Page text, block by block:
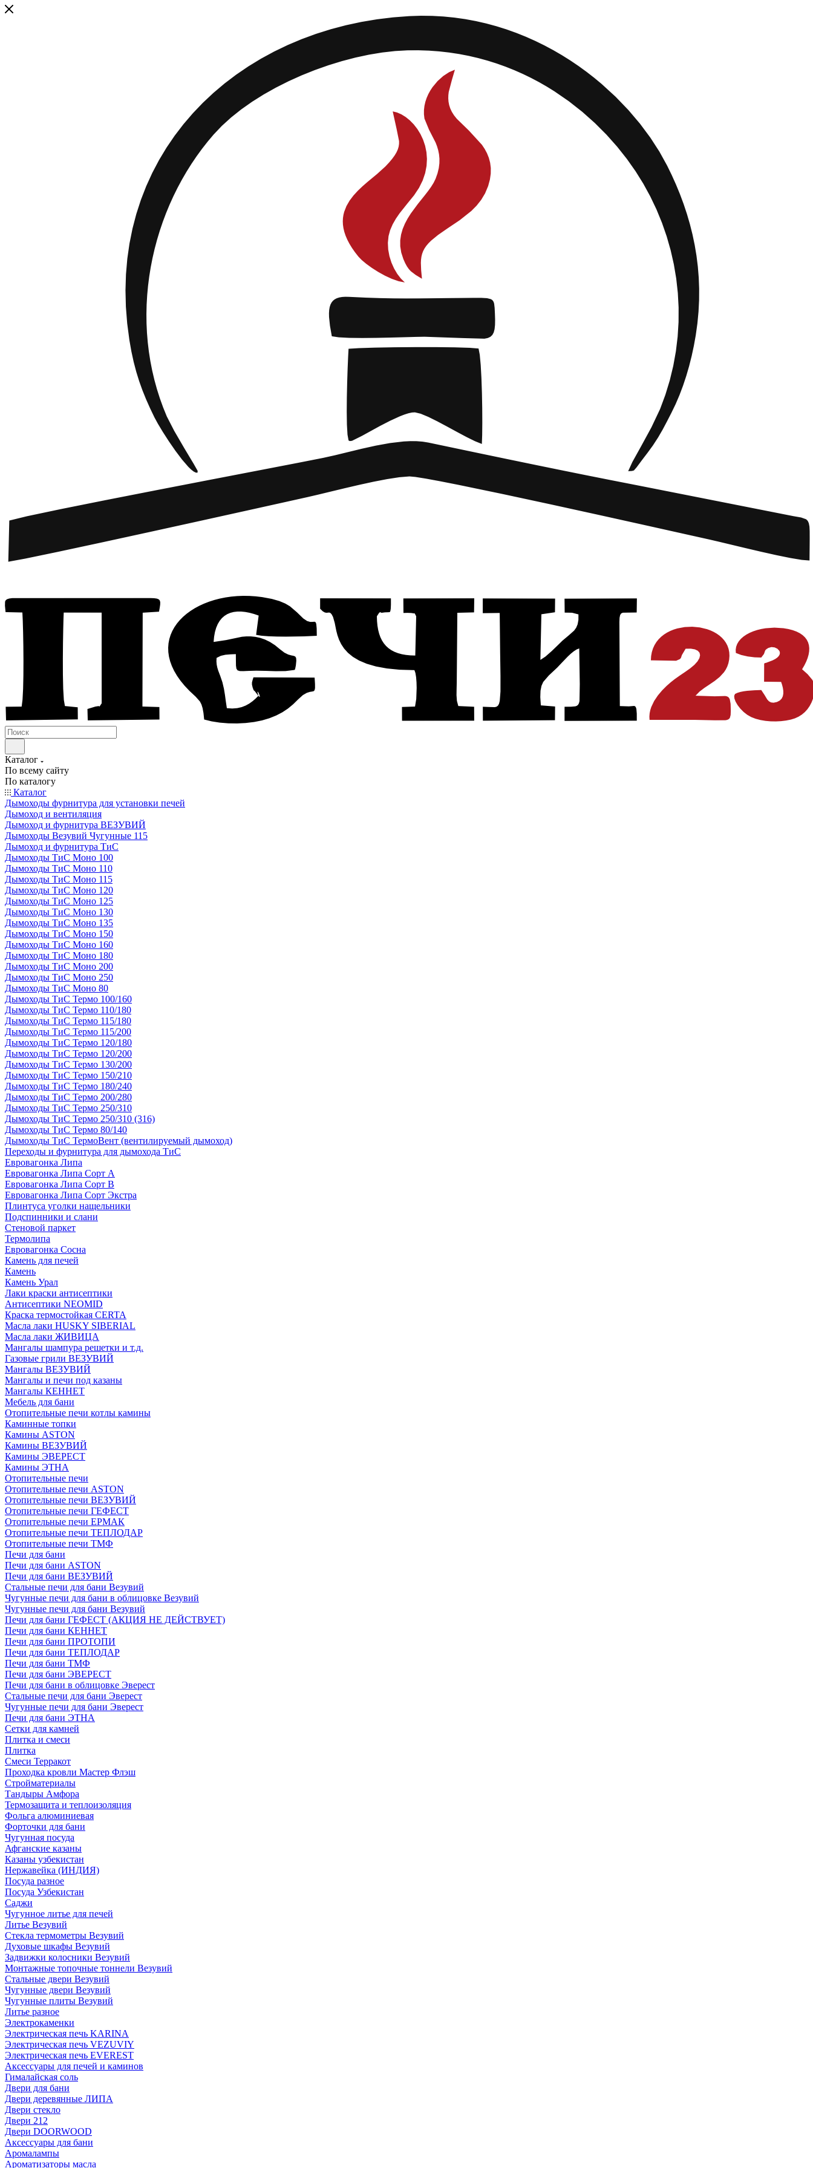
Каталог
По всему сайту
По каталогу
Каталог
Дымоходы фурнитура для установки печей
Дымоход и вентиляция
Дымоход и фурнитура ВЕЗУВИЙ
Дымоходы Везувий Чугунные 115
Дымоход и фурнитура ТиС
Дымоходы ТиС Моно 100
Дымоходы ТиС Моно 110
Дымоходы ТиС Моно 115
Дымоходы ТиС Моно 120
Дымоходы ТиС Моно 125
Дымоходы ТиС Моно 130
Дымоходы ТиС Моно 135
Дымоходы ТиС Моно 150
Дымоходы ТиС Моно 160
Дымоходы ТиС Моно 180
Дымоходы ТиС Моно 200
Дымоходы ТиС Моно 250
Дымоходы ТиС Моно 80
Дымоходы ТиС Термо 100/160
Дымоходы ТиС Термо 110/180
Дымоходы ТиС Термо 115/180
Дымоходы ТиС Термо 115/200
Дымоходы ТиС Термо 120/180
Дымоходы ТиС Термо 120/200
Дымоходы ТиС Термо 130/200
Дымоходы ТиС Термо 150/210
Дымоходы ТиС Термо 180/240
Дымоходы ТиС Термо 200/280
Дымоходы ТиС Термо 250/310
Дымоходы ТиС Термо 250/310 (316)
Дымоходы ТиС Термо 80/140
Дымоходы ТиС ТермоВент (вентилируемый дымоход)
Переходы и фурнитура для дымохода ТиС
Евровагонка Липа
Евровагонка Липа Сорт А
Евровагонка Липа Сорт В
Евровагонка Липа Сорт Экстра
Плинтуса уголки нащельники
Подспинники и слани
Стеновой паркет
Термолипа
Евровагонка Сосна
Камень для печей
Камень
Камень Урал
Лаки краски антисептики
Антисептики NEOMID
Краска термостойкая CERTA
Масла лаки HUSKY SIBERIAL
Масла лаки ЖИВИЦА
Мангалы шампура решетки и т.д.
Газовые грили ВЕЗУВИЙ
Мангалы ВЕЗУВИЙ
Мангалы и печи под казаны
Мангалы КЕННЕТ
Мебель для бани
Отопительные печи котлы камины
Каминные топки
Камины ASTON
Камины ВЕЗУВИЙ
Камины ЭВЕРЕСТ
Камины ЭТНА
Отопительные печи
Отопительные печи ASTON
Отопительные печи ВЕЗУВИЙ
Отопительные печи ГЕФЕСТ
Отопительные печи ЕРМАК
Отопительные печи ТЕПЛОДАР
Отопительные печи ТМФ
Печи для бани
Печи для бани ASTON
Печи для бани ВЕЗУВИЙ
Стальные печи для бани Везувий
Чугунные печи для бани в облицовке Везувий
Чугунные печи для бани Везувий
Печи для бани ГЕФЕСТ (АКЦИЯ НЕ ДЕЙСТВУЕТ)
Печи для бани КЕННЕТ
Печи для бани ПРОТОПИ
Печи для бани ТЕПЛОДАР
Печи для бани ТМФ
Печи для бани ЭВЕРЕСТ
Печи для бани в облицовке Эверест
Стальные печи для бани Эверест
Чугунные печи для бани Эверест
Печи для бани ЭТНА
Сетки для камней
Плитка и смеси
Плитка
Смеси Терракот
Проходка кровли Мастер Флэш
Стройматериалы
Тандыры Амфора
Термозащита и теплоизоляция
Фольга алюминиевая
Форточки для бани
Чугунная посуда
Афганские казаны
Казаны узбекистан
Нержавейка (ИНДИЯ)
Посуда разное
Посуда Узбекистан
Саджи
Чугунное литье для печей
Литье Везувий
Стекла термометры Везувий
Духовые шкафы Везувий
Задвижки колосники Везувий
Монтажные топочные тоннели Везувий
Стальные двери Везувий
Чугунные двери Везувий
Чугунные плиты Везувий
Литье разное
Электрокаменки
Электрическая печь KARINA
Электрическая печь VEZUVIY
Электрическая печь EVEREST
Аксессуары для печей и каминов
Гималайская соль
Двери для бани
Двери деревянные ЛИПА
Двери стекло
Двери 212
Двери DOORWOOD
Аксессуары для бани
Аромалампы
Ароматизаторы масла